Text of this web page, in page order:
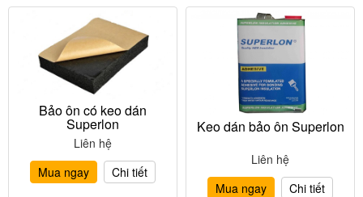
Bảo ôn có keo dán
Superlon
Liên hệ
Mua ngay
Chi tiết
Keo dán bảo ôn Superlon
Liên hệ
Mua ngay
Chi tiết